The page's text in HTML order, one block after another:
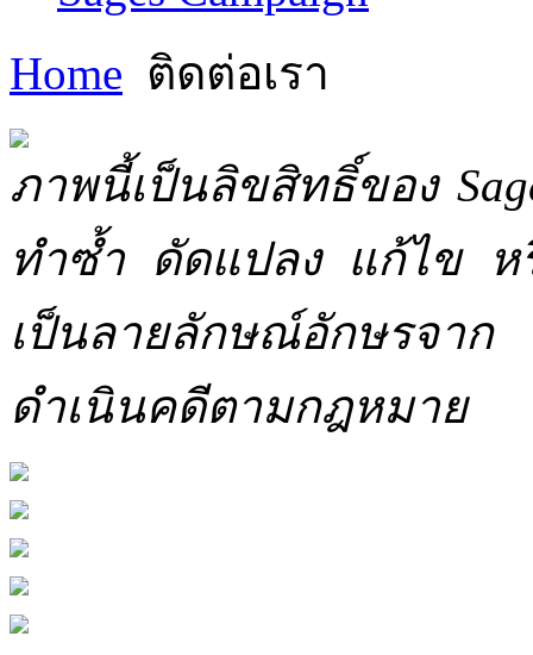
Home ติดต่อเรา
ภาพนี้เป็นลิขสิทธิ์ของ
ทำซ้ำ ดัดแปลง แก้ไข ห
เป็นลายลักษณ์อักษรจาก
ดำเนินคดีตามกฎหมาย